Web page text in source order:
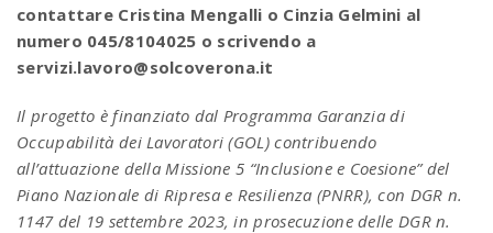
contattare Cristina Mengalli o Cinzia Gelmini al
numero 045/8104025 o scrivendo a
servizi.lavoro@solcoverona.it
Il progetto è finanziato dal Programma Garanzia di
Occupabilità dei Lavoratori (GOL) contribuendo
all’attuazione della Missione 5 “Inclusione e Coesione” del
Piano Nazionale di Ripresa e Resilienza (PNRR), con DGR n.
1147 del 19 settembre 2023, in prosecuzione delle DGR n.